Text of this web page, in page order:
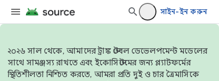
সাইন-ইন করুন
২০২৬ সাল থেকে, আমাদের ট্রাঙ্ক স্টেবল ডেভেলপমেন্ট মডেলের
সাথে সামঞ্জস্য রাখতে এবং ইকোসিস্টেমের জন্য প্ল্যাটফর্মের
স্থিতিশীলতা নিশ্চিত করতে, আমরা প্রতি দুই ও চার ত্রৈমাসিকে